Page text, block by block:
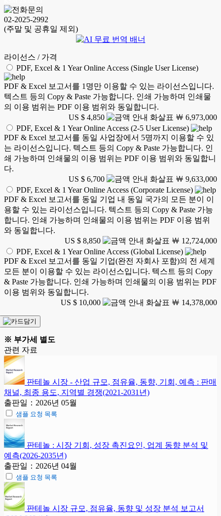
02-2025-2992
(주말 및 공휴일 제외)
라이선스 / 가격
PDF, Excel & 1 Year Online Access (Single User License)
PDF & Excel 보고서를 1명만 이용할 수 있는 라이선스입니다.
텍스트 등의 Copy & Paste 가능합니다. 인쇄 가능하며 인쇄물
의 이용 범위는 PDF 이용 범위와 동일합니다.
US $ 4,850
￦ 6,973,000
PDF, Excel & 1 Year Online Access (2-5 User License)
PDF & Excel 보고서를 동일 사업장에서 5명까지 이용할 수 있
는 라이선스입니다. 텍스트 등의 Copy & Paste 가능합니다. 인
쇄 가능하며 인쇄물의 이용 범위는 PDF 이용 범위와 동일합니
다.
US $ 6,700
￦ 9,633,000
PDF, Excel & 1 Year Online Access (Corporate License)
PDF & Excel 보고서를 동일 기업 내 동일 국가의 모든 분이 이
용할 수 있는 라이선스입니다. 텍스트 등의 Copy & Paste 가능
합니다. 인쇄 가능하며 인쇄물의 이용 범위는 PDF 이용 범위
와 동일합니다.
US $ 8,850
￦ 12,724,000
PDF, Excel & 1 Year Online Access (Global License)
PDF & Excel 보고서를 동일 기업(완전 자회사 포함)의 전 세계
모든 분이 이용할 수 있는 라이선스입니다. 텍스트 등의 Copy
& Paste 가능합니다. 인쇄 가능하며 인쇄물의 이용 범위는 PDF
이용 범위와 동일합니다.
US $ 10,000
￦ 14,378,000
※ 부가세 별도
관련 자료
판테놀 시장 - 산업 규모, 점유율, 동향, 기회, 예측 : 판매
채널, 최종 용도, 지역별 경쟁(2021-2031년)
출판일：2026년 05월
샘플 요청 목록
판테놀 : 시장 기회, 성장 촉진요인, 업계 동향 분석 및
예측(2026-2035년)
출판일：2026년 04월
샘플 요청 목록
판테놀 시장 규모, 점유율, 동향 및 성장 분석 보고서